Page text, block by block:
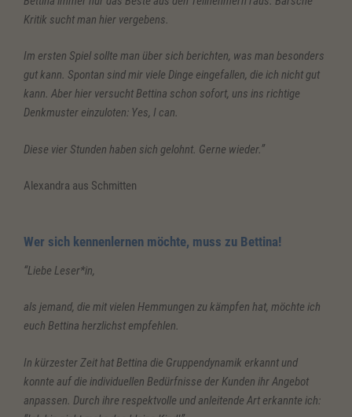
Kritik sucht man hier vergebens.
Im ersten Spiel sollte man über sich berichten, was man besonders
gut kann. Spontan sind mir viele Dinge eingefallen, die ich nicht gut
kann. Aber hier versucht Bettina schon sofort, uns ins richtige
Denkmuster einzuloten: Yes, I can.
Diese vier Stunden haben sich gelohnt. Gerne wieder.”
Alexandra aus Schmitten
Wer sich kennenlernen möchte, muss zu Bettina!
“Liebe Leser*in,
als jemand, die mit vielen Hemmungen zu kämpfen hat, möchte ich
euch Bettina herzlichst empfehlen.
In kürzester Zeit hat Bettina die Gruppendynamik erkannt und
konnte auf die individuellen Bedürfnisse der Kunden ihr Angebot
anpassen. Durch ihre respektvolle und anleitende Art erkannte ich: